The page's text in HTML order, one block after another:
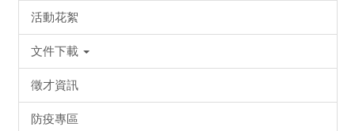
活動花絮
文件下載
徵才資訊
防疫專區